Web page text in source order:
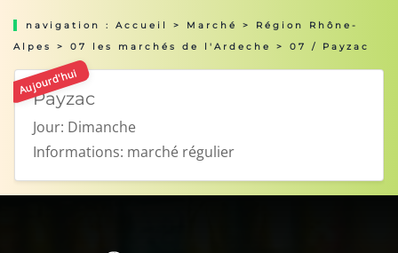
navigation : Accueil > Marché > Région Rhône-
Alpes
> 07 les marchés de l'Ardeche > 07 / Payzac
Aujourd'hui
Payzac
Jour: Dimanche
Informations: marché régulier